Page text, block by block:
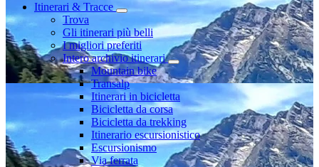
Itinerari & Tracce
Trova
Gli itinerari più belli
I migliori preferiti
Intero archivio itinerari
Mountain bike
Transalp
Itinerari in bicicletta
Bicicletta da corsa
Bicicletta da trekking
Itinerario escursionistico
Escursionismo
Via ferrata